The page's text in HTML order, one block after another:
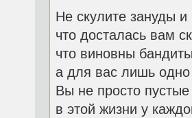
Не скулите зануды и
что досталась вам
что виновны
а для вас лишь
Вы не просто
в этой жизни у